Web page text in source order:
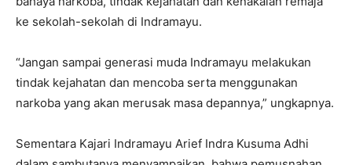
ke sekolah-sekolah di Indramayu.
“Jangan sampai generasi muda Indramayu melakukan
tindak kejahatan dan mencoba serta menggunakan
narkoba yang akan merusak masa depannya,” ungkapnya.
Sementara Kajari Indramayu Arief Indra Kusuma Adhi